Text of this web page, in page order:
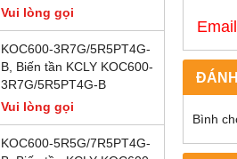
Vui lòng gọi
KOC600-3R7G/5R5PT4G-
B, Biến tần KCLY KOC600-
3R7G/5R5PT4G-B
Vui lòng gọi
KOC600-5R5G/7R5PT4G-
Bình